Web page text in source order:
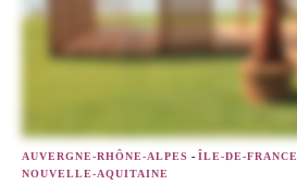
AUVERGNE-RHÔNE-ALPES - ÎLE-DE-FRANCE
NOUVELLE-AQUITAINE